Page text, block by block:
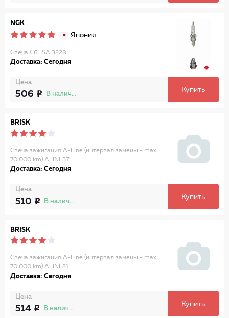
NGK
Япония
Свеча C6HSA 3228
Доставка: Сегодня
Цена
506 В наличии
Купить
BRISK
Свеча зажигания A-Line (интервал замены - max.
70 000 km) ALINE37
Доставка: Сегодня
Цена
510 В наличии
Купить
BRISK
Свеча зажигания A-Line (интервал замены - max.
70 000 km) ALINE21
Доставка: Сегодня
Цена
514 В наличии
Купить